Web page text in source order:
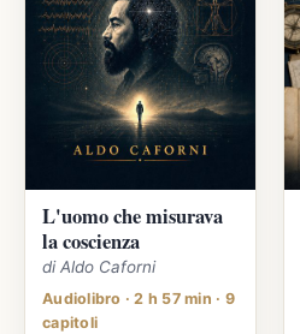
L'uomo che misurava
la coscienza
di Aldo Caforni
Audiolibro · 2 h 57 min · 9
capitoli